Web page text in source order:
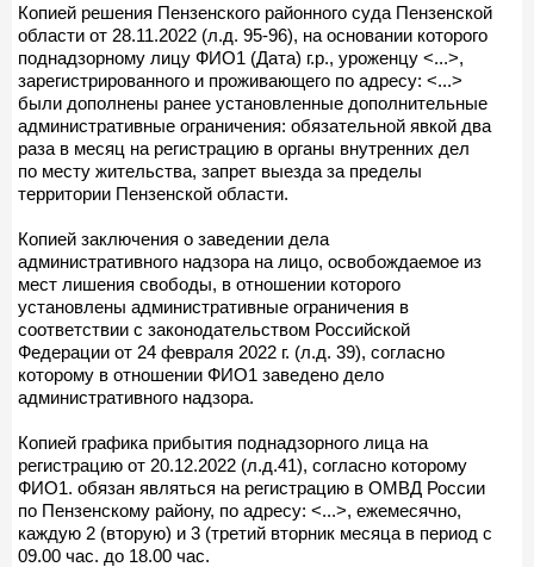
Копией решения Пензенского районного суда Пензенской
области от 28.11.2022 (л.д. 95-96), на основании которого
поднадзорному лицу ФИО1 (Дата) г.р., уроженцу <...>,
зарегистрированного и проживающего по адресу: <...>
были дополнены ранее установленные дополнительные
административные ограничения: обязательной явкой два
раза в месяц на регистрацию в органы внутренних дел
по месту жительства, запрет выезда за пределы
территории Пензенской области.
Копией заключения о заведении дела
административного надзора на лицо, освобождаемое из
мест лишения свободы, в отношении которого
установлены административные ограничения в
соответствии с законодательством Российской
Федерации от 24 февраля 2022 г. (л.д. 39), согласно
которому в отношении ФИО1 заведено дело
административного надзора.
Копией графика прибытия поднадзорного лица на
регистрацию от 20.12.2022 (л.д.41), согласно которому
ФИО1. обязан являться на регистрацию в ОМВД России
по Пензенскому району, по адресу: <...>, ежемесячно,
каждую 2 (вторую) и 3 (третий вторник месяца в период с
09.00 час. до 18.00 час.